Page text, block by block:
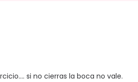
si no cierras la boca no vale.